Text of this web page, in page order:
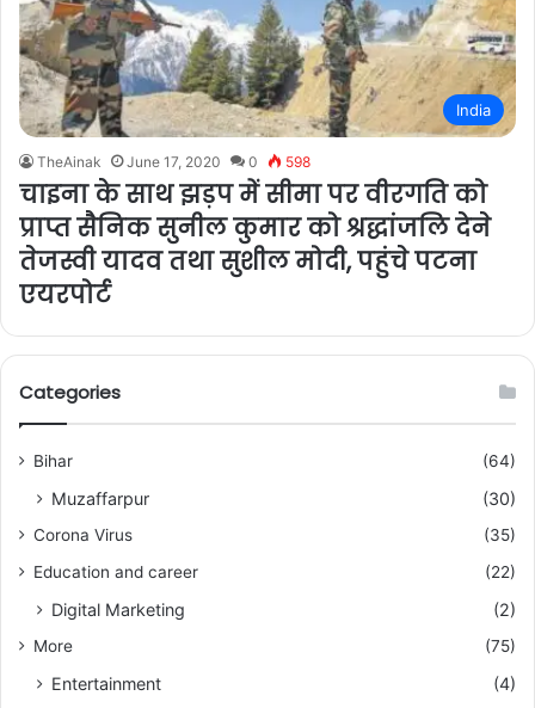
India
TheAinak June 17, 2020 0 598
चाइना के साथ झड़प में सीमा पर वीरगति को
प्राप्त सैनिक सुनील कुमार को श्रद्धांजलि देने
तेजस्वी यादव तथा सुशील मोदी, पहुंचे पटना
एयरपोर्ट
Categories
Bihar (64)
Muzaffarpur (30)
Corona Virus
(35)
Education and career
(22)
Digital Marketing (2)
More (75)
Entertainment
(4)